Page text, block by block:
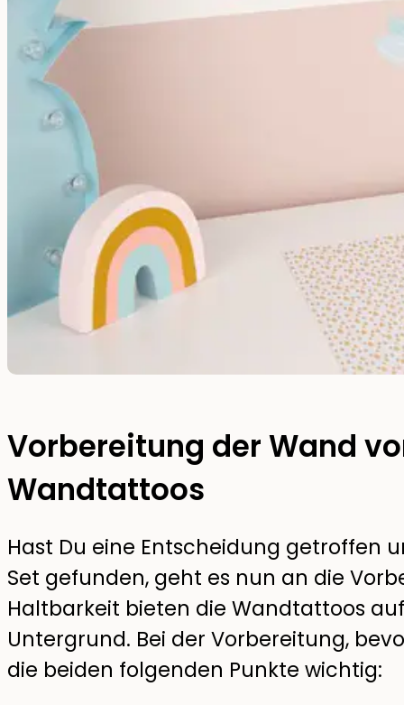
Vorbereitung der Wand
Wandtattoos
Hast Du eine Entscheidung getroffen
Set gefunden, geht es nun an die
Haltbarkeit bieten die Wandtattoos
Untergrund. Bei der Vorbereitung,
die beiden folgenden Punkte wichtig: